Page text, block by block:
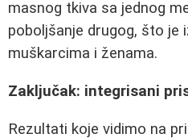
masnog tkiva sa jednog
poboljšanje drugog, što je
muškarcima i ženama.
Zaključak: integrisani
Rezultati koje vidimo na